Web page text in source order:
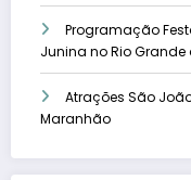
Programação
Junina no Rio Grande
Atrações São
Maranhão